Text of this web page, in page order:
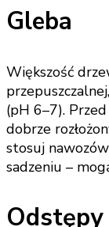
Gleba
Większość
(pH 6–7).
dobrze
stosuj
sadzeniu –
Odstępy